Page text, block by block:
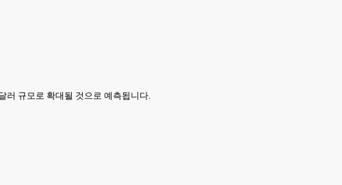
러 규모로 확대될 것으로 예측됩니다.